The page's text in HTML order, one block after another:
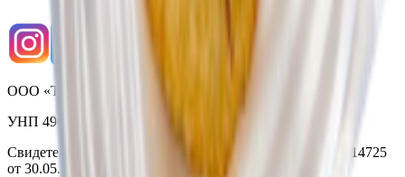
ООО «Торговая сеть «Продмир»
УНП 490314725
Свидетельство о государственной регистрации № 490314725
от 30.05.2003г выдано Гомельским облисполкомом